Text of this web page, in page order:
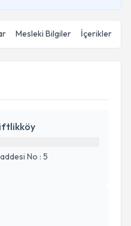
Mesleki Bilgiler İçerikler
No : 5